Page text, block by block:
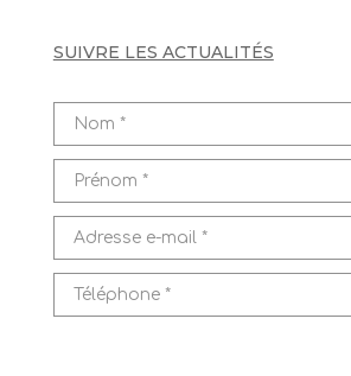
SUIVRE LES ACTUALITÉS